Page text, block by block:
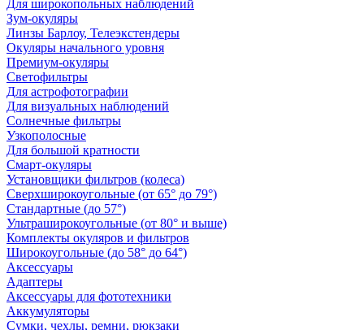
Для широкопольных наблюдений
Зум-окуляры
Линзы Барлоу, Телеэкстендеры
Окуляры начального уровня
Премиум-окуляры
Светофильтры
Для астрофотографии
Для визуальных наблюдений
Солнечные фильтры
Узкополосные
Для большой кратности
Смарт-окуляры
Установщики фильтров (колеса)
Сверхширокоугольные (от 65° до 79°)
Стандартные (до 57°)
Ультраширокоугольные (от 80° и выше)
Комплекты окуляров и фильтров
Широкоугольные (до 58° до 64°)
Аксессуары
Адаптеры
Аксессуары для фототехники
Аккумуляторы
Сумки, чехлы, ремни, рюкзаки